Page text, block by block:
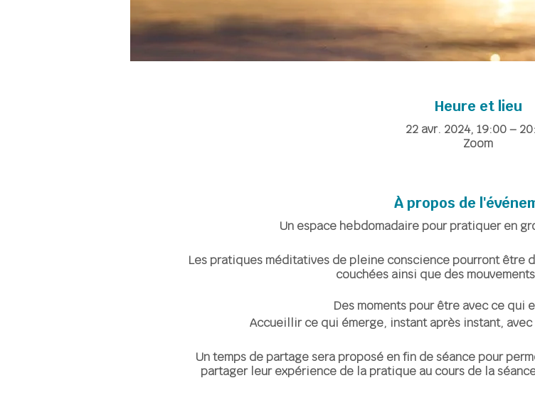
Heure et lieu
22 avr. 2024, 19:00 –
Zoom
À propos de
Un espace hebdomadaire pour pratiquer en
Les pratiques méditatives de pleine conscience pourront être
couchées ainsi que des
Des moments pour être avec ce qui
Accueillir ce qui émerge, instant après instant,
Un temps de partage sera proposé en fin de séance pour
partager leur expérience de la pratique au cours de la